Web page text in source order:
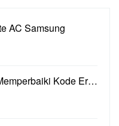
AC Samsung
Kode Er…